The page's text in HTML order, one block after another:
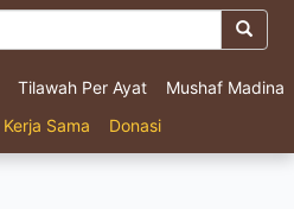
Tilawah Per Ayat
Mushaf Madina
Kerja Sama Donasi